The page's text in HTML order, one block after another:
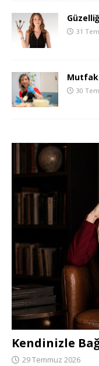
31
Mutfak
30
Kendinizle
29 Temmuz 2026